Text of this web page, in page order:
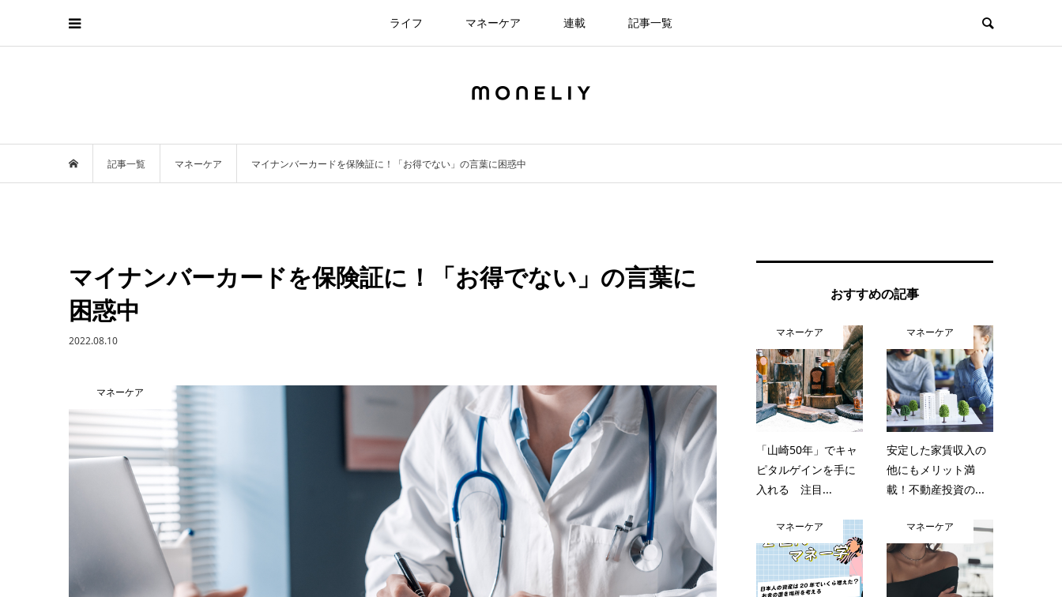
ライフ マネーケア 連載 記事一覧
記事一覧 マネーケア マイナンバーカードを保険証に！「お得でない」の言葉に困惑中
マイナンバーカードを保険証に！「お得でない」の言葉に
困惑中
2022.08.10
マネーケア
おすすめの記事
マネーケア
「山崎50年」でキャ
ピタルゲインを手に
入れる 注目...
マネーケア
安定した家賃収入の
他にもメリット満
載！不動産投資の...
マネーケア マネーケア